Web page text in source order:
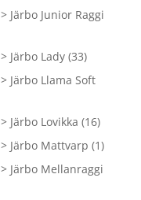
Järbo Junior Raggi
Järbo Lady (33)
Järbo Llama Soft
Järbo Lovikka (16)
Järbo Mattvarp (1)
Järbo Mellanraggi